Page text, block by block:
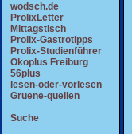
wodsch.de
ProlixLetter
Mittagstisch
Prolix-Gastrotipps
Prolix-Studienführer
Ökoplus Freiburg
56plus
lesen-oder-vorlesen
Gruene-quellen
Suche